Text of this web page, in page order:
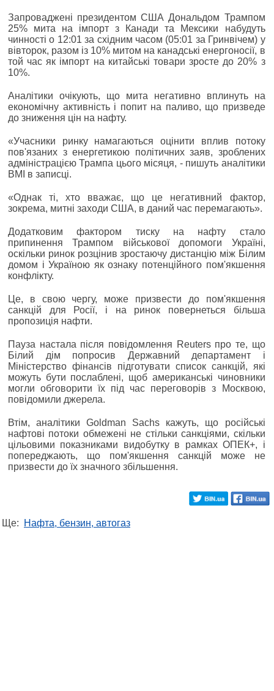
Запроваджені президентом США Дональдом Трампом
25% мита на імпорт з Канади та Мексики набудуть
чинності о 12:01 за східним часом (05:01 за Гринвічем) у
вівторок, разом із 10% митом на канадські енергоносії, в
той час як імпорт на китайські товари зросте до 20% з
10%.
Аналітики очікують, що мита негативно вплинуть на
економічну активність і попит на паливо, що призведе
до зниження цін на нафту.
«Учасники ринку намагаються оцінити вплив потоку
пов'язаних з енергетикою політичних заяв, зроблених
адміністрацією Трампа цього місяця, - пишуть аналітики
BMI в записці.
«Однак ті, хто вважає, що це негативний фактор,
зокрема, митні заходи США, в даний час перемагають».
Додатковим фактором тиску на нафту стало
припинення Трампом військової допомоги Україні,
оскільки ринок розцінив зростаючу дистанцію між Білим
домом і Україною як ознаку потенційного пом'якшення
конфлікту.
Це, в свою чергу, може призвести до пом'якшення
санкцій для Росії, і на ринок повернеться більша
пропозиція нафти.
Пауза настала після повідомлення Reuters про те, що
Білий дім попросив Державний департамент і
Міністерство фінансів підготувати список санкцій, які
можуть бути послаблені, щоб американські чиновники
могли обговорити їх під час переговорів з Москвою,
повідомили джерела.
Втім, аналітики Goldman Sachs кажуть, що російські
нафтові потоки обмежені не стільки санкціями, скільки
цільовими показниками видобутку в рамках ОПЕК+, і
попереджають, що пом'якшення санкцій може не
призвести до їх значного збільшення.
Ще: Нафта, бензин, автогаз